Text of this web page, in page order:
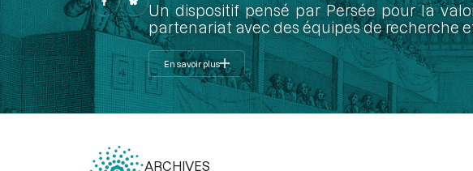
Un dispositif pensé par Persée pour la
partenariat avec des équipes de recherche
En savoir plus
ARCHIVES